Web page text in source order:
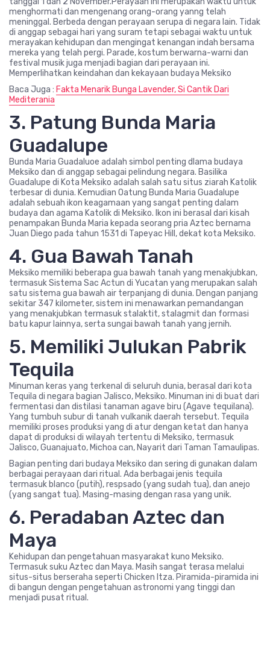
menghormati dan mengenang orang-orang yanng telah
meninggal. Berbeda dengan perayaan serupa di negara lain. Tidak
di anggap sebagai hari yang suram tetapi sebagai waktu untuk
merayakan kehidupan dan mengingat kenangan indah bersama
mereka yang telah pergi. Parade, kostum berwarna-warni dan
festival musik juga menjadi bagian dari perayaan ini.
Memperlihatkan keindahan dan kekayaan budaya Meksiko
Baca Juga : Fakta Menarik Bunga Lavender, Si Cantik Dari
Mediterania
3. Patung Bunda Maria
Guadalupe
Bunda Maria Guadaluoe adalah simbol penting dlama budaya
Meksiko dan di anggap sebagai pelindung negara. Basilika
Guadalupe di Kota Meksiko adalah salah satu situs ziarah Katolik
terbesar di dunia. Kemudian Oatung Bunda Maria Guadalupe
adalah sebuah ikon keagamaan yang sangat penting dalam
budaya dan agama Katolik di Meksiko. Ikon ini berasal dari kisah
penampakan Bunda Maria kepada seorang pria Aztec bernama
Juan Diego pada tahun 1531 di Tapeyac Hill, dekat kota Meksiko.
4. Gua Bawah Tanah
Meksiko memiliki beberapa gua bawah tanah yang menakjubkan,
termasuk Sistema Sac Actun di Yucatan yang merupakan salah
satu sistema gua bawah air terpanjang di dunia. Dengan panjang
sekitar 347 kilometer, sistem ini menawarkan pemandangan
yang menakjubkan termasuk stalaktit, stalagmit dan formasi
batu kapur lainnya, serta sungai bawah tanah yang jernih.
5. Memiliki Julukan Pabrik
Tequila
Minuman keras yang terkenal di seluruh dunia, berasal dari kota
Tequila di negara bagian Jalisco, Meksiko. Minuman ini di buat dari
fermentasi dan distilasi tanaman agave biru (Agave tequilana).
Yang tumbuh subur di tanah vulkanik daerah tersebut. Tequila
memiliki proses produksi yang di atur dengan ketat dan hanya
dapat di produksi di wilayah tertentu di Meksiko, termasuk
Jalisco, Guanajuato, Michoa can, Nayarit dari Taman Tamaulipas.
Bagian penting dari budaya Meksiko dan sering di gunakan dalam
berbagai perayaan dari ritual. Ada berbagai jenis tequila
termasuk blanco (putih), respsado (yang sudah tua), dan anejo
(yang sangat tua). Masing-masing dengan rasa yang unik.
6. Peradaban Aztec dan
Maya
Kehidupan dan pengetahuan masyarakat kuno Meksiko.
Termasuk suku Aztec dan Maya. Masih sangat terasa melalui
situs-situs berseraha seperti Chicken Itza. Piramida-piramida ini
di bangun dengan pengetahuan astronomi yang tinggi dan
menjadi pusat ritual.